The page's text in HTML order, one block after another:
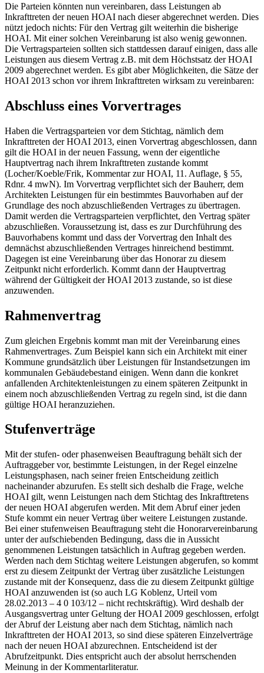
Die Parteien könnten nun vereinbaren, dass Leistungen ab
Inkrafttreten der neuen HOAI nach dieser abgerechnet werden. Dies
nützt jedoch nichts: Für den Vertrag gilt weiterhin die bisherige
HOAI. Mit einer solchen Vereinbarung ist also wenig gewonnen.
Die Vertragsparteien sollten sich stattdessen darauf einigen, dass alle
Leistungen aus diesem Vertrag z.B. mit dem Höchstsatz der HOAI
2009 abgerechnet werden. Es gibt aber Möglichkeiten, die Sätze der
HOAI 2013 schon vor ihrem Inkrafttreten wirksam zu vereinbaren:
Abschluss eines Vorvertrages
Haben die Vertragsparteien vor dem Stichtag, nämlich dem
Inkrafttreten der HOAI 2013, einen Vorvertrag abgeschlossen, dann
gilt die HOAI in der neuen Fassung, wenn der eigentliche
Hauptvertrag nach ihrem Inkrafttreten zustande kommt
(Locher/Koeble/Frik, Kommentar zur HOAI, 11. Auflage, § 55,
Rdnr. 4 mwN). Im Vorvertrag verpflichtet sich der Bauherr, dem
Architekten Leistungen für ein bestimmtes Bauvorhaben auf der
Grundlage des noch abzuschließenden Vertrages zu übertragen.
Damit werden die Vertragsparteien verpflichtet, den Vertrag später
abzuschließen. Voraussetzung ist, dass es zur Durchführung des
Bauvorhabens kommt und dass der Vorvertrag den Inhalt des
demnächst abzuschließenden Vertrages hinreichend bestimmt.
Dagegen ist eine Vereinbarung über das Honorar zu diesem
Zeitpunkt nicht erforderlich. Kommt dann der Hauptvertrag
während der Gültigkeit der HOAI 2013 zustande, so ist diese
anzuwenden.
Rahmenvertrag
Zum gleichen Ergebnis kommt man mit der Vereinbarung eines
Rahmenvertrages. Zum Beispiel kann sich ein Architekt mit einer
Kommune grundsätzlich über Leistungen für Instandsetzungen im
kommunalen Gebäudebestand einigen. Wenn dann die konkret
anfallenden Architektenleistungen zu einem späteren Zeitpunkt in
einem noch abzuschließenden Vertrag zu regeln sind, ist die dann
gültige HOAI heranzuziehen.
Stufenverträge
Mit der stufen- oder phasenweisen Beauftragung behält sich der
Auftraggeber vor, bestimmte Leistungen, in der Regel einzelne
Leistungsphasen, nach seiner freien Entscheidung zeitlich
nacheinander abzurufen. Es stellt sich deshalb die Frage, welche
HOAI gilt, wenn Leistungen nach dem Stichtag des Inkrafttretens
der neuen HOAI abgerufen werden. Mit dem Abruf einer jeden
Stufe kommt ein neuer Vertrag über weitere Leistungen zustande.
Bei einer stufenweisen Beauftragung steht die Honorarvereinbarung
unter der aufschiebenden Bedingung, dass die in Aussicht
genommenen Leistungen tatsächlich in Auftrag gegeben werden.
Werden nach dem Stichtag weitere Leistungen abgerufen, so kommt
erst zu diesem Zeitpunkt der Vertrag über zusätzliche Leistungen
zustande mit der Konsequenz, dass die zu diesem Zeitpunkt gültige
HOAI anzuwenden ist (so auch LG Koblenz, Urteil vom
28.02.2013 – 4 0 103/12 – nicht rechtskräftig). Wird deshalb der
Ausgangsvertrag unter Geltung der HOAI 2009 geschlossen, erfolgt
der Abruf der Leistung aber nach dem Stichtag, nämlich nach
Inkrafttreten der HOAI 2013, so sind diese späteren Einzelverträge
nach der neuen HOAI abzurechnen. Entscheidend ist der
Abrufzeitpunkt. Dies entspricht auch der absolut herrschenden
Meinung in der Kommentarliteratur.